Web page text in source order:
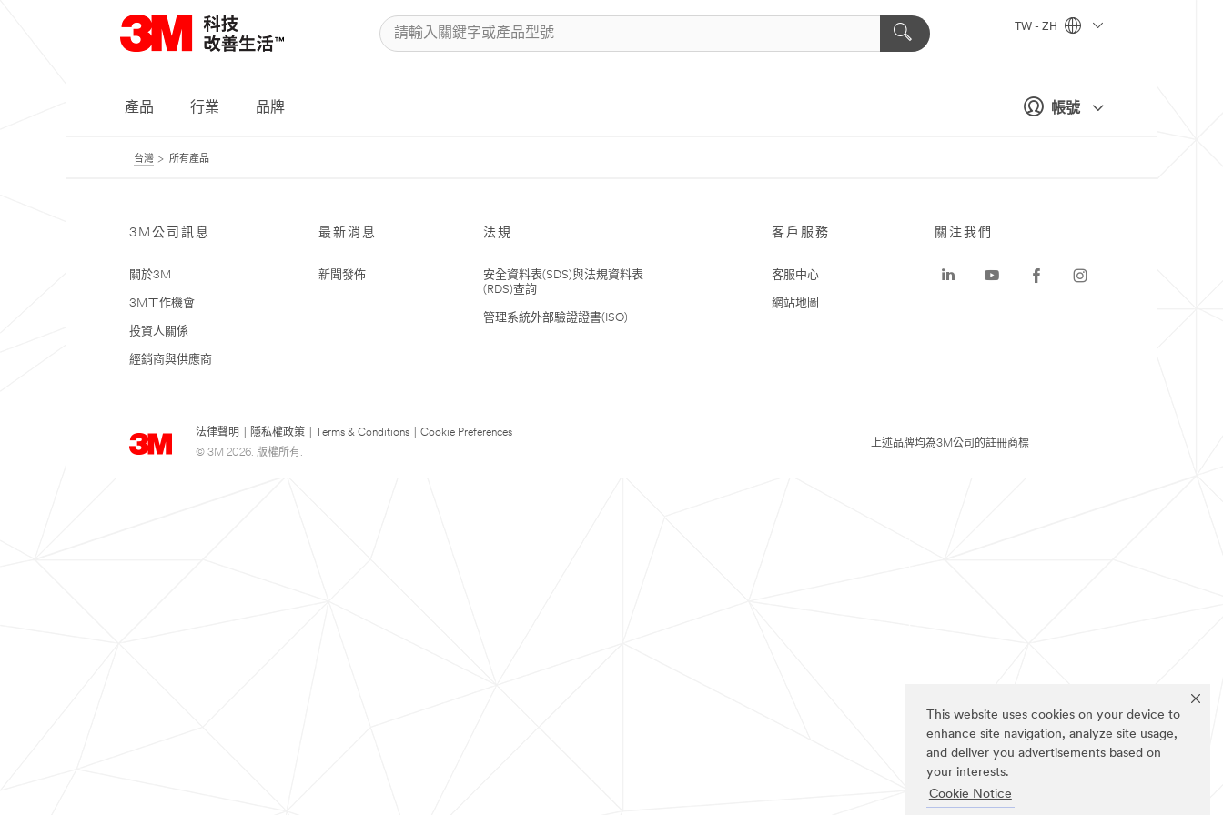
This website uses cookies on your device to
enhance site navigation, analyze site usage,
and deliver you advertisements based on
your interests.
Cookie Notice
帳號
TW - ZH
產品 行業 品牌
台灣 所有產品
3M公司訊息
關於3M
3M工作機會
投資人關係
經銷商與供應商
最新消息
新聞發佈
法規
安全資料表(SDS)與法規資料表
(RDS)查詢
管理系統外部驗證證書(ISO)
客戶服務
客服中心
網站地圖
法律聲明 隱私權政策 Terms & Conditions
Cookie Preferences
© 3M 2026. 版權所有.
關注我們
上述品牌均為3M公司的註冊商標